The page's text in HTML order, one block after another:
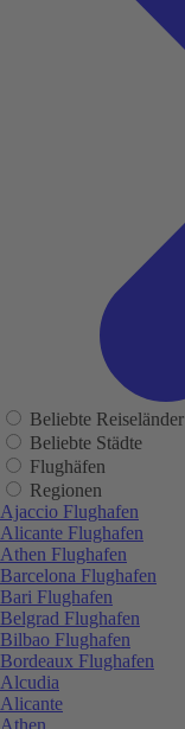
Beliebte Reiseländer
Beliebte Städte
Flughäfen
Regionen
Ajaccio Flughafen
Alicante Flughafen
Athen Flughafen
Barcelona Flughafen
Bari Flughafen
Belgrad Flughafen
Bilbao Flughafen
Bordeaux Flughafen
Alcudia
Alicante
Athen